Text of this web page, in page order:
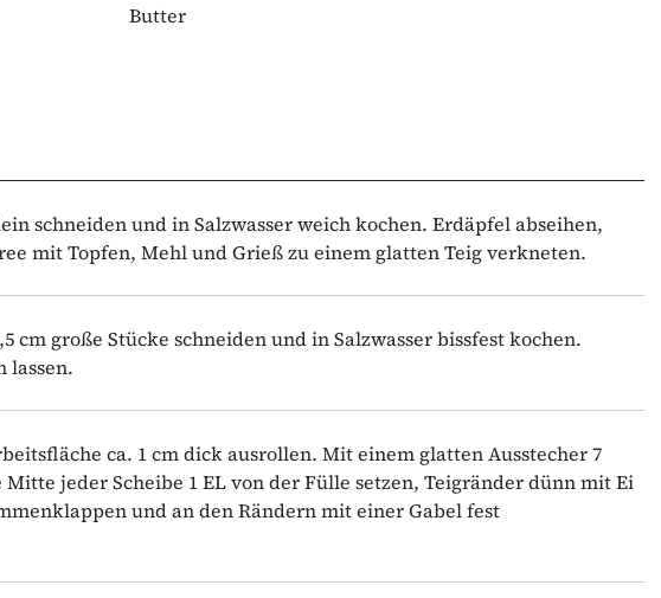
Butter
schneiden und in Salzwasser weich kochen. Erdäpfel abseihen,
mit Topfen, Mehl und Grieß zu einem glatten Teig verkneten.
cm große Stücke schneiden und in Salzwasser bissfest kochen.
lassen.
ca. 1 cm dick ausrollen. Mit einem glatten Ausstecher 7
jeder Scheibe 1 EL von der Fülle setzen, Teigränder dünn mit Ei
und an den Rändern mit einer Gabel fest